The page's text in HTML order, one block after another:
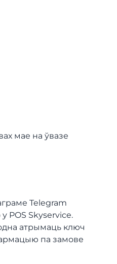
мае на ўвазе
Telegram
POS Skyservice.
атрымаць ключ
па замове